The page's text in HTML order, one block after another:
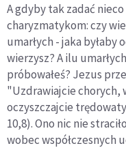
A gdyby tak zadać
charyzmatykom: czy
umarłych - jaka
wierzysz? A ilu
próbowałeś? Jezus
"Uzdrawiajcie chorych,
oczyszczajcie
10,8). Ono nic nie
wobec współczesnych